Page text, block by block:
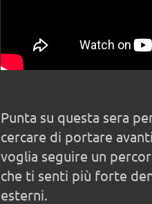
Punta su questa sera
cercare di portare
voglia seguire un
che ti senti più forte
esterni.